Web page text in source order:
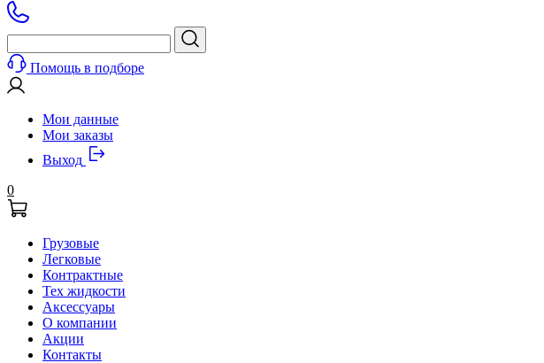
Помощь в подборе
Мои данные
Мои заказы
Выход
0
Грузовые
Легковые
Контрактные
Тех жидкости
Аксессуары
О компании
Акции
Контакты